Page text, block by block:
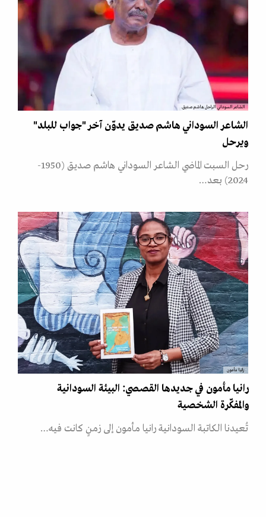
الشاعر السوداني الراحل هاشم صديق.
الشاعر السوداني هاشم صديق يدوّن آخر "جواب للبلد"
ويرحل
رحل السبت الماضي الشاعر السوداني هاشم صديق (1950-
2024) بعد…
رانيا مأمون
رانيا مأمون في جديدها القصصي: البيئة السودانية
والمفكّرة الشخصية
تُعيدنا الكاتبة السودانية رانيا مأمون إلى زمنٍ كانت فيه…